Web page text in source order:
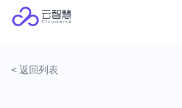
< 返回列表